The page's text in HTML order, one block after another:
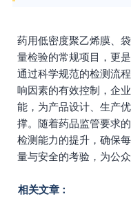
药用低密度聚乙烯膜、
量检验的常规项目，更
通过科学规范的检测流
响因素的有效控制，企
能，为产品设计、生产
撑。随着药品监管要求
检测能力的提升，确保
量与安全的考验，为公
相关文章：